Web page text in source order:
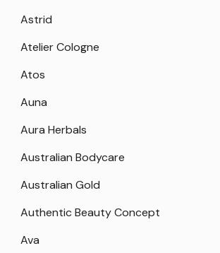
Astrid
Atelier Cologne
Atos
Auna
Aura Herbals
Australian Bodycare
Australian Gold
Authentic Beauty Concept
Ava